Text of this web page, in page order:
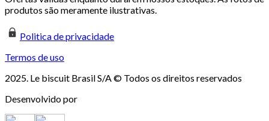
produtos são meramente ilustrativas.
Politica de privacidade
Termos de uso
2025. Le biscuit Brasil S/A © Todos os direitos reservados
Desenvolvido por